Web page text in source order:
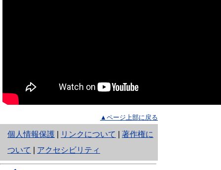
▲ページ上部に戻る
個人情報保護
と
り
ネ
リンクについて
著作権に
ついて
アクセシビリティ